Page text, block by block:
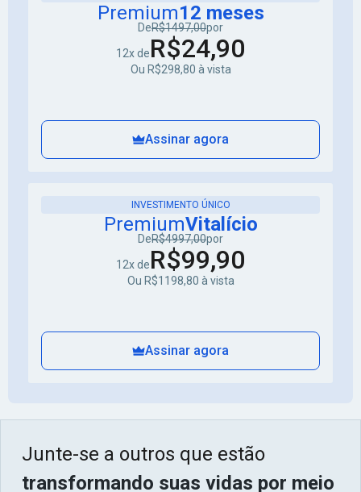
Premium12 meses
DeR$1497,00por
12x deR$24,90
Ou R$298,80 à vista
Assinar agora
INVESTIMENTO ÚNICO
PremiumVitalício
DeR$4997,00por
12x deR$99,90
Ou R$1198,80 à vista
Assinar agora
Junte-se a outros que estão
transformando suas vidas por meio